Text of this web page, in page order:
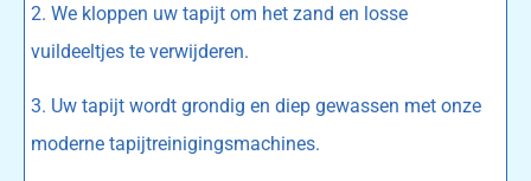
2. We kloppen uw tapijt om het zand en losse
vuildeeltjes te verwijderen.
3. Uw tapijt wordt grondig en diep gewassen met onze
moderne tapijtreinigingsmachines.